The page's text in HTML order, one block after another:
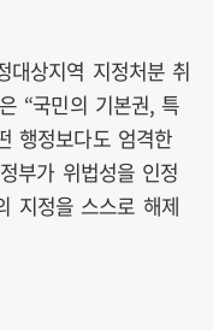
대상지역 지정처분 취
“국민의 기본권, 특
행정보다도 엄격한
부가 위법성을 인정
지정을 스스로 해제